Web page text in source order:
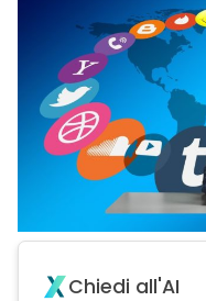
Chiedi all'AI